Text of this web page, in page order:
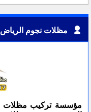
مظلات نجوم الرياض
مؤسسة تركيب مظلات